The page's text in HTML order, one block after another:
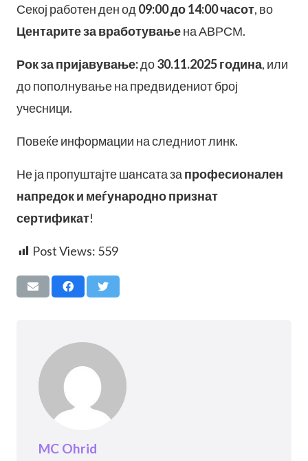
Секој работен ден од 09:00 до 14:00 часот, во
Центарите за вработувањена АВРСМ.
Рок за пријавување:до30.11.2025 година, или
до пополнување на предвидениот број
учесници.
Повеќе информации на следниот линк.
Не ја пропуштајте шансата за професионален
напредок и меѓународно признат
сертификат!
Post Views: 559
MC Ohrid